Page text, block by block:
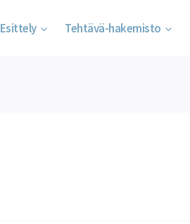
Esittely Tehtävä-hakemisto